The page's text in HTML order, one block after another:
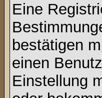
Eine
bestätigen
einen
Einstellung